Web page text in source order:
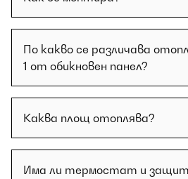
По какво се различава
1 от обикновен панел?
Каква площ отоплява?
Има ли термостат и